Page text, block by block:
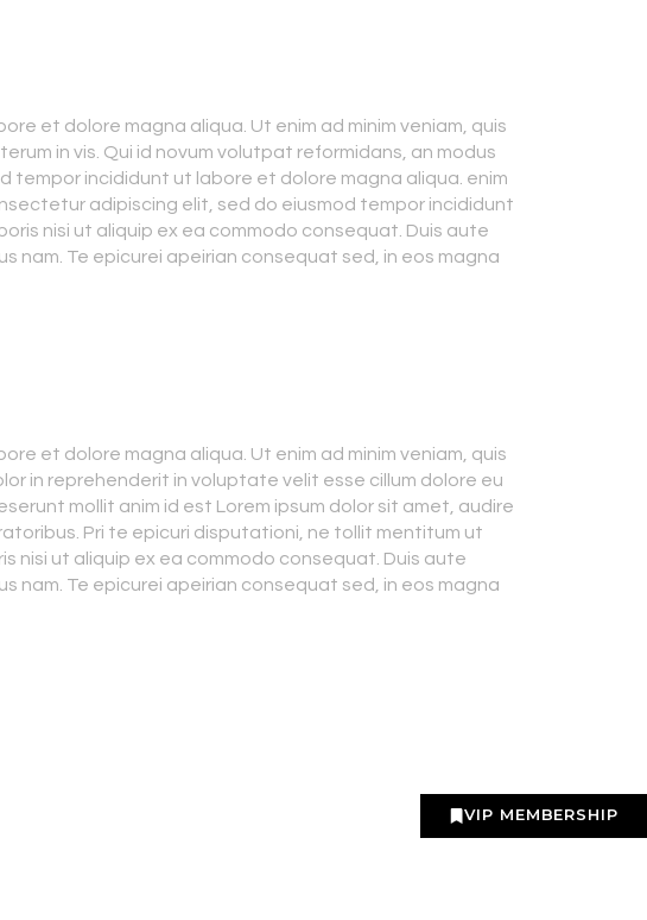
VIP MEMBERSHIP
et dolore magna aliqua. Ut enim ad minim veniam, quis
in vis. Qui id novum volutpat reformidans, an modus
tempor incididunt ut labore et dolore magna aliqua. enim
adipiscing elit, sed do eiusmod tempor incididunt
nisi ut aliquip ex ea commodo consequat. Duis aute
nam. Te epicurei apeirian consequat sed, in eos magna
et dolore magna aliqua. Ut enim ad minim veniam, quis
in reprehenderit in voluptate velit esse cillum dolore eu
mollit anim id est Lorem ipsum dolor sit amet, audire
Pri te epicuri disputationi, ne tollit mentitum ut
nisi ut aliquip ex ea commodo consequat. Duis aute
nam. Te epicurei apeirian consequat sed, in eos magna